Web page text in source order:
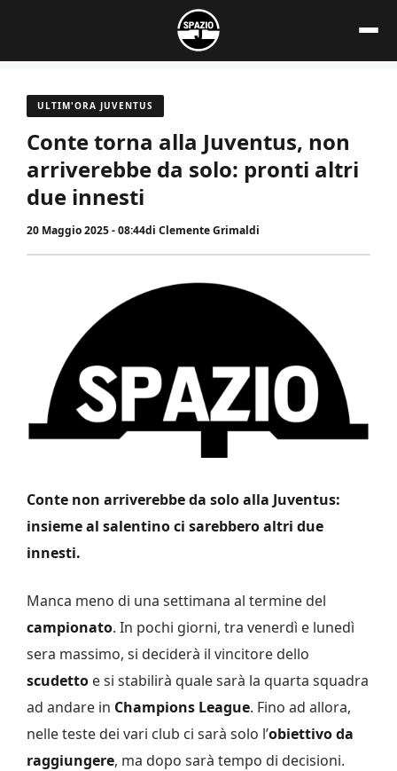
contenuto
ULTIM'ORA JUVENTUS
Conte torna alla Juventus, non
arriverebbe da solo: pronti altri
due innesti
20 Maggio 2025 - 08:44di Clemente Grimaldi
Conte non arriverebbe da solo alla Juventus:
insieme al salentino ci sarebbero altri due
innesti.
Manca meno di una settimana al termine del
campionato. In pochi giorni, tra venerdì e lunedì
sera massimo, si deciderà il vincitore dello
scudetto e si stabilirà quale sarà la quarta squadra
ad andare in Champions League. Fino ad allora,
nelle teste dei vari club ci sarà solo l’obiettivo da
raggiungere, ma dopo sarà tempo di decisioni.